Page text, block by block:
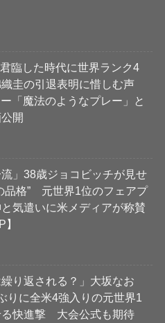
君臨した時代に世界ランク4
圭の引退表明に惜しむ声
「魔法のようなプレー」と
開
流」38歳ジョコビッチが見せ
品格” 元世界1位のフェアプ
気遣いに米メディアが称賛
】
繰り返される？」大坂なお
りに全米4強入りの元世界1
る快進撃 大会公式も期待